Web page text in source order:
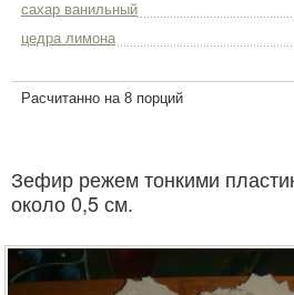
сахар ванильный
цедра лимона
Расчитанно на 8 порций
Зефир режем тонкими
около 0,5 см.